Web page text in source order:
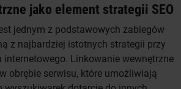
jako element strategii SEO
jednym z podstawowych zabiegów
z najbardziej istotnych strategii przy
Linkowanie wewnętrzne
obrębie serwisu, które umożliwiają